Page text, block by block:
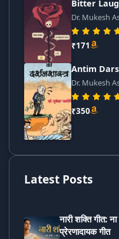
Bitter
Dr. Mukesh
₹171
Antim
Dr. Mukesh
₹350
Latest Posts
नारी शक्ति गीत:
प्रेरणादायक गीत